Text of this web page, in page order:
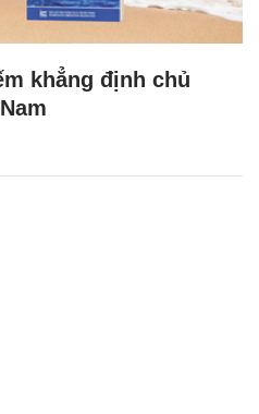
khẳng định chủ